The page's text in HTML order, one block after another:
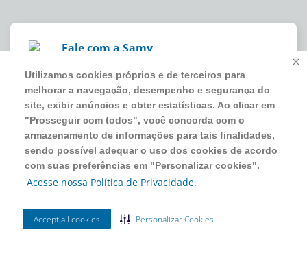
We use our own and third-party cookies to improve
site navigation, performance, and security, display
ads, and obtain statistics. By clicking on “Proceed
with all”, you agree to the storage of information for
such purposes, and it is possible to adapt the use of
cookies according to your preferences in “Personalize
cookies”.Access our Privacy Policy.
Accept all cookies Customize Cookies
Utilizamos cookies próprios e de terceiros para
melhorar a navegação, desempenho e segurança do
site, exibir anúncios e obter estatísticas. Ao clicar em
"Prosseguir com todos", você concorda com o
armazenamento de informações para tais finalidades,
sendo possível adequar o uso dos cookies de acordo
com suas preferências em "Personalizar cookies".
Acesse nossa Política de Privacidade.
Accept all cookies Personalizar Cookies
Fale com a Samy
WMB SUPERMERCADOS DO BRASIL LTDA
CNPJ sob o nº
00.063.960/0001-09
125, Barueri, SP, CEP 06460-020
4020 5054
2024 Sam's Club | Todos os direitos reservados.